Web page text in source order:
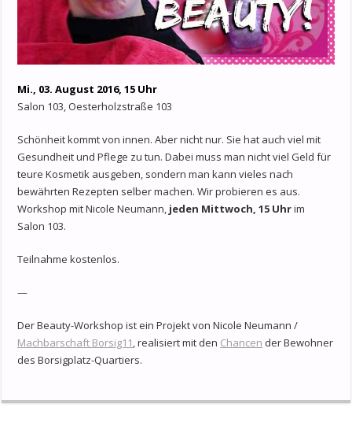
Mi., 03. August 2016, 15 Uhr
Salon 103, Oesterholzstraße 103
Schönheit kommt von innen. Aber nicht nur. Sie hat auch viel mit
Gesundheit und Pflege zu tun. Dabei muss man nicht viel Geld für
teure Kosmetik ausgeben, sondern man kann vieles nach
bewährten Rezepten selber machen. Wir probieren es aus.
Workshop mit Nicole Neumann, jeden Mittwoch, 15 Uhrim
Salon 103.
Teilnahme kostenlos.
—
Der Beauty-Workshop ist ein Projekt von Nicole Neumann /
Machbarschaft Borsig11, realisiert mit den Chancen der Bewohner
des Borsigplatz-Quartiers.